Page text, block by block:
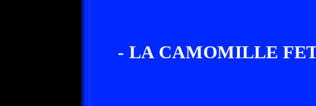
- LA CAMOMILLE